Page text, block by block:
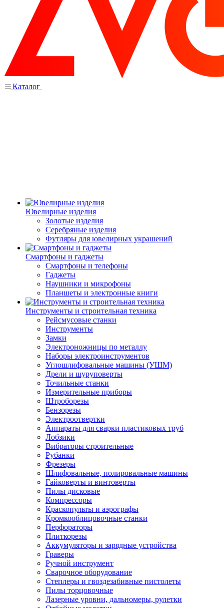
Каталог
Ювелирные изделия
Золотые изделия
Серебряные изделия
Футляры для ювелирных украшений
Смартфоны и гаджеты
Смартфоны и телефоны
Гаджеты
Наушники и микрофоны
Планшеты и электронные книги
Инструменты и строительная техника
Рейсмусовые станки
Инструменты
Замки
Электроножницы по металлу
Наборы электроинструментов
Углошлифовальные машины (УШМ)
Дрели и шуруповерты
Точильные станки
Измерительные приборы
Штроборезы
Бензорезы
Электроотвертки
Аппараты для сварки пластиковых труб
Лобзики
Вибраторы строительные
Рубанки
Фрезеры
Шлифовальные, полировальные машины
Гайковерты и винтоверты
Пилы дисковые
Компрессоры
Краскопульты и аэрографы
Кромкооблицовочные станки
Перфораторы
Плиткорезы
Аккумуляторы и зарядные устройства
Граверы
Ручной инструмент
Сварочное оборудование
Степлеры и гвоздезабивные пистолеты
Пилы торцовочные
Лазерные уровни, дальномеры, рулетки